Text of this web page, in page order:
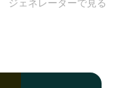
ジェネレーターで見る